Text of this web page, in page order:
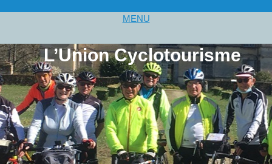
MENU
L’Union Cyclotourisme